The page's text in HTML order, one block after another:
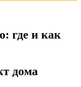
где и как
дома